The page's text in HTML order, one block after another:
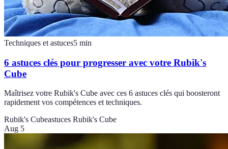
Techniques et astuces5 min
6 astuces clés pour progresser avec votre Rubik's
Cube
Maîtrisez votre Rubik's Cube avec ces 6 astuces clés qui boosteront
rapidement vos compétences et techniques.
Rubik's Cubeastuces Rubik's Cube
Aug 5